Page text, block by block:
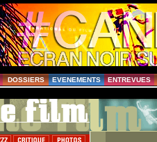
DOSSIERS EVENEMENTS ENTREVUES